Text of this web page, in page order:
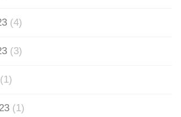
(4)
(3)
(1)
(1)